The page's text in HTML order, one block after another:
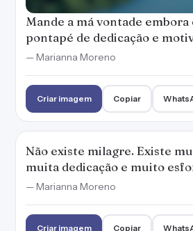
Mande a má vontade embora
pontapé de dedicação e
— Marianna Moreno
Criar imagem Copiar
Não existe milagre. Existe
muita dedicação e muito
— Marianna Moreno
Criar imagem Copiar